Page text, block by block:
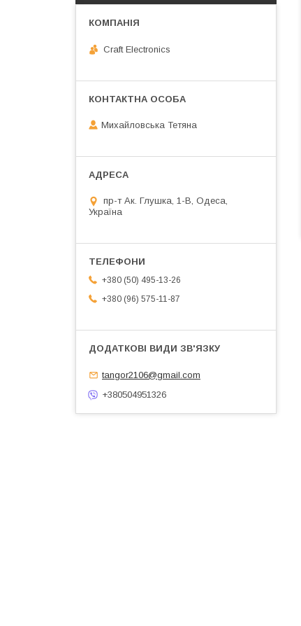
Craft Electronics
Михайловська Тетяна
пр-т Ак. Глушка, 1-В, Одеса,
Україна
+380 (50) 495-13-26
+380 (96) 575-11-87
tangor2106@gmail.com
+380504951326